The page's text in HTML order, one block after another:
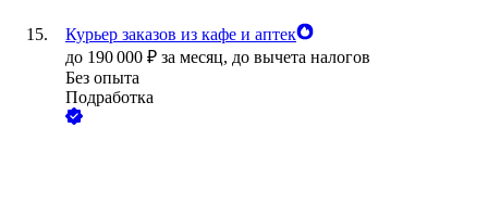
Курьер заказов из кафе и аптек
до 190 000 ₽ за месяц, до вычета налогов
Без опыта
Подработка